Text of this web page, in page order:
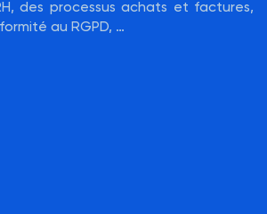
des processus achats et factures,
au RGPD, …